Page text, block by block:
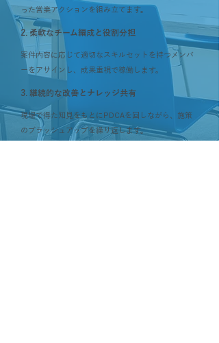
った営業アクションを組み立てます。
2. 柔軟なチーム編成と役割分担
案件内容に応じて適切なスキルセットを持つメンバ
ーをアサインし、成果重視で稼働します。
3. 継続的な改善とナレッジ共有
現場で得た知見をもとにPDCAを回しながら、施策
のブラッシュアップを繰り返します。